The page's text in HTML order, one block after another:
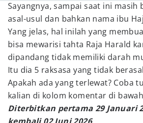
Sayangnya, sampai saat ini masih
asal-usul dan bahkan nama ibu
Yang jelas, hal inilah yang
bisa mewarisi tahta Raja Harald
dipandang tidak memiliki darah
Itu dia 5 raksasa yang tidak
Apakah ada yang terlewat? Coba
kalian di kolom komentar di
Diterbitkan pertama 29 Januari